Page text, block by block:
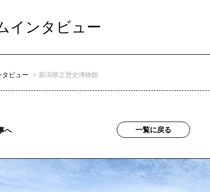
インタビュー
タビュー 新潟県立歴史博物館
へ 一覧に戻る